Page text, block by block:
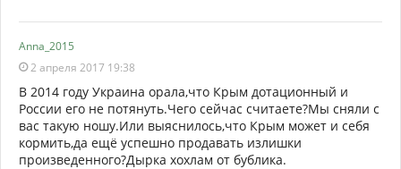
Anna_2015
2 апреля 2017 19:38
В 2014 году Украина орала,что Крым дотационный и
России его не потянуть.Чего сейчас считаете?Мы сняли с
вас такую ношу.Или выяснилось,что Крым может и себя
кормить,да ещё успешно продавать излишки
произведенного?Дырка хохлам от бублика.